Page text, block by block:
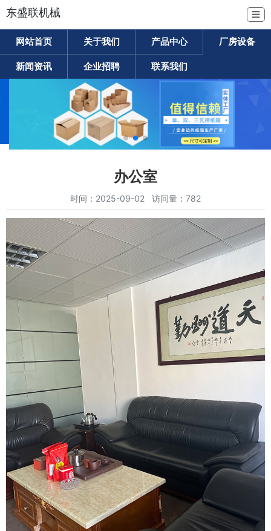
东盛联机械 ☰
网站首页 关于我们 产品中心 厂房设备
新闻资讯 企业招聘 联系我们
办公室
时间：2025-09-02 访问量：782